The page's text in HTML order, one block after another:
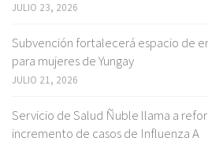
JULIO 23, 2026
Subvención fortalecerá espacio de
para mujeres de Yungay
JULIO 21, 2026
Servicio de Salud Ñuble llama a
incremento de casos de Influenza A